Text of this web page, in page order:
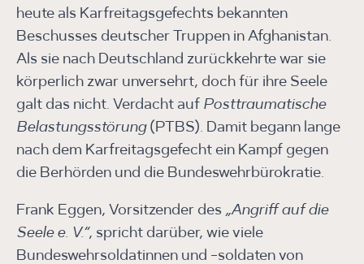
heute als Karfreitagsgefechts bekannten
Beschusses deutscher Truppen in Afghanistan.
Als sie nach Deutschland zurückkehrte war sie
körperlich zwar unversehrt, doch für ihre Seele
galt das nicht. Verdacht auf Posttraumatische
Belastungsstörung(PTBS). Damit begann lange
nach dem Karfreitagsgefecht ein Kampf gegen
die Berhörden und die Bundeswehrbürokratie.
Frank Eggen, Vorsitzender des „Angriff auf die
Seele e. V.“, spricht darüber, wie viele
Bundeswehrsoldatinnen und -soldaten von